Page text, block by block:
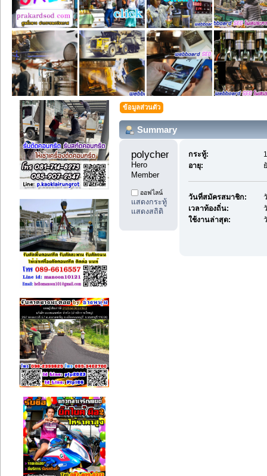
ข้อมูลส่วนตัว
Summary
polychemicals11
Hero
Member
ออฟไลน์
แสดงกระทู้
แสดงสถิติ
กระทู้:
อายุ:
วันที่สมัครสมาชิก:
เวลาท้องถิ่น:
ใช้งานล่าสุด: